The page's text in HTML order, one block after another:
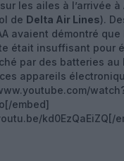
les ailes à l’arrivée à
de Delta Air Lines).
avaient démontré
était insuffisant pour
par des batteries au
appareils
embed]
kd0EzQaEiZQ[/